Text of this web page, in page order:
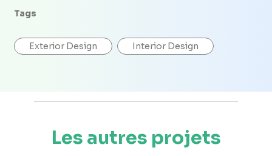
Tags
Exterior Design Interior Design
Les autres projets